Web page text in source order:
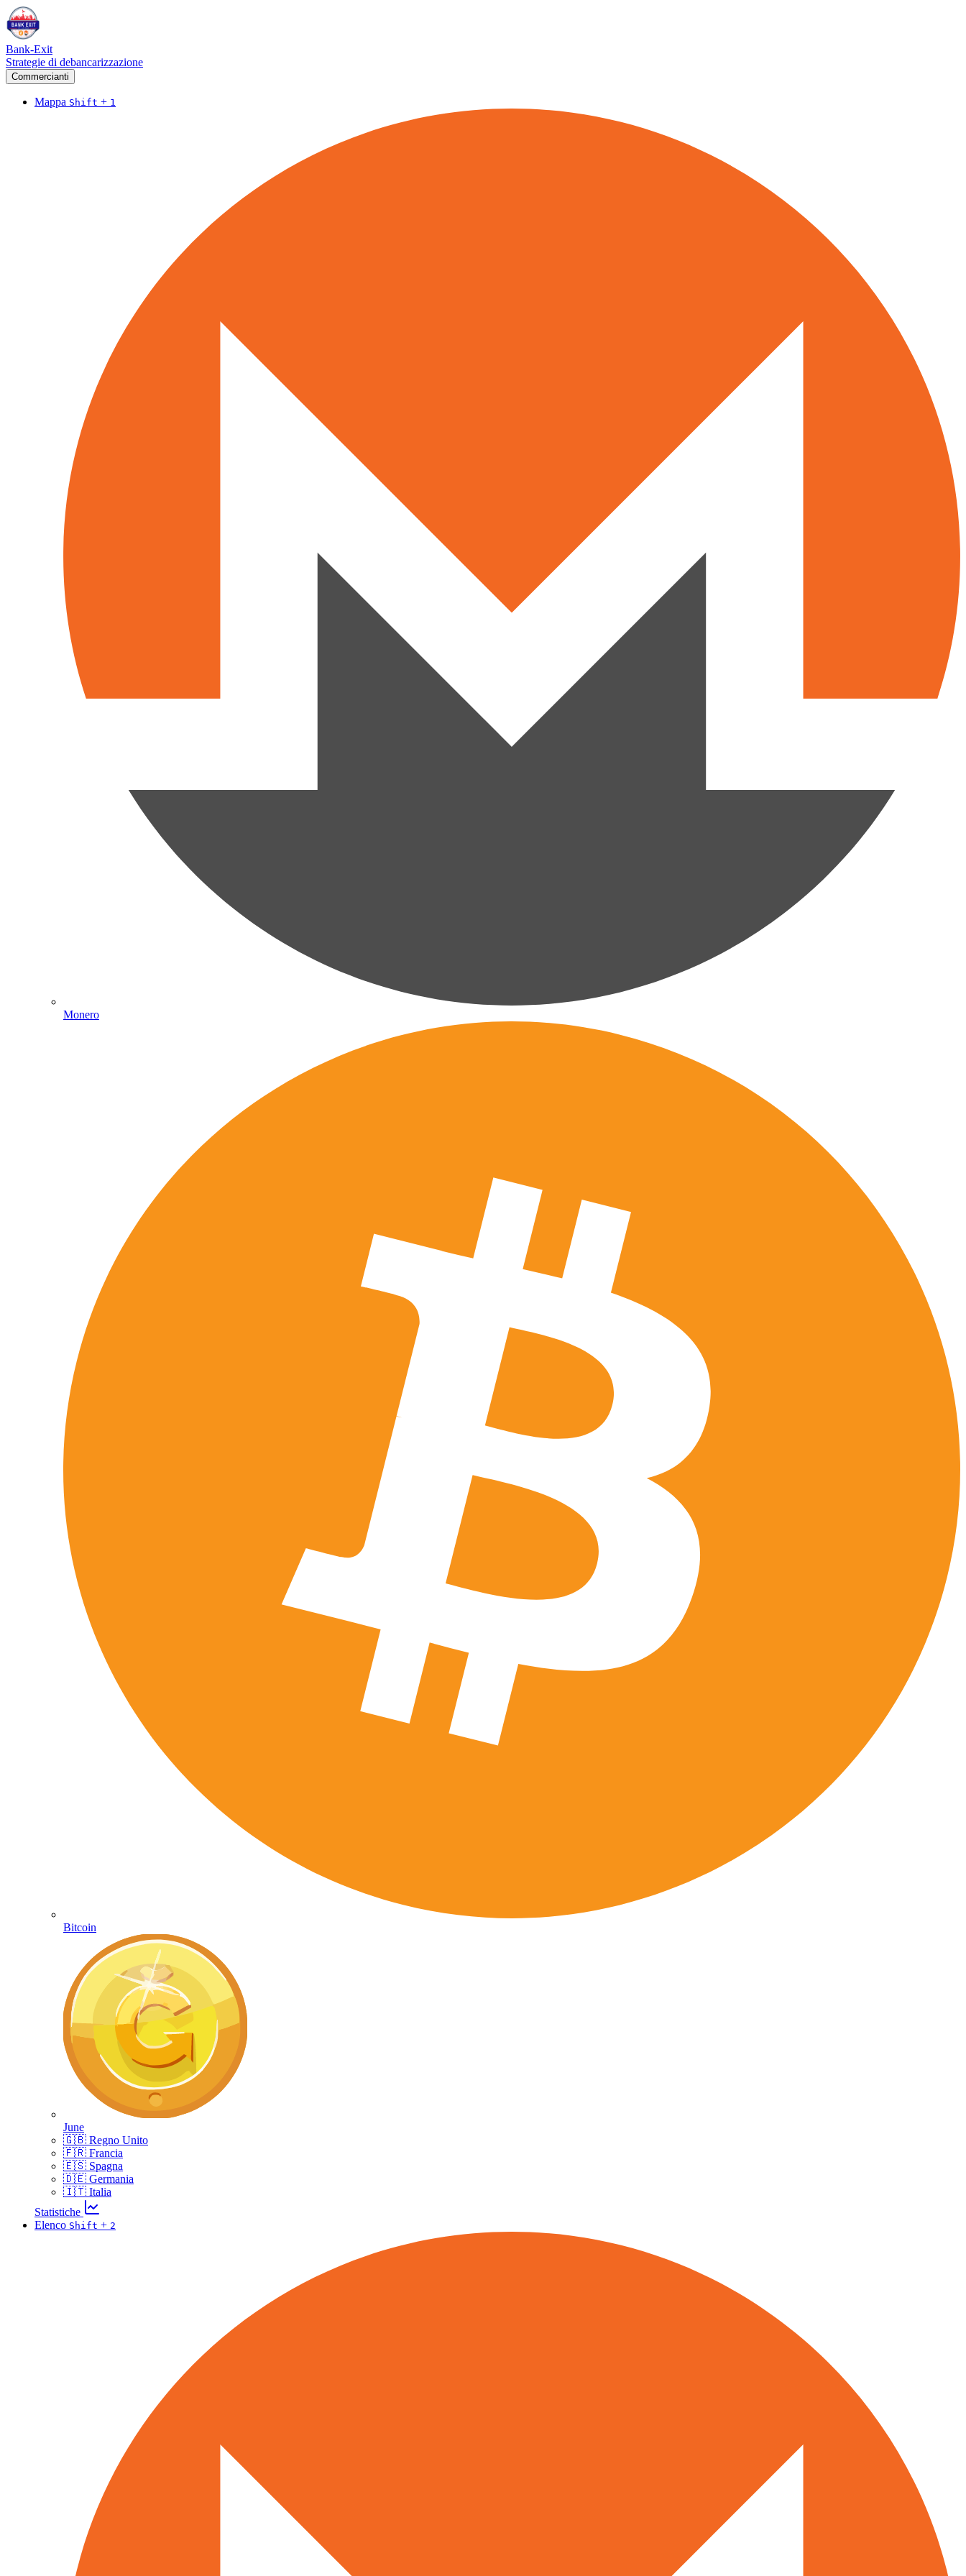
Bank-Exit
Strategie di debancarizzazione
Commercianti
Mappa Shift + 1
Monero
Bitcoin
June
🇬🇧 Regno Unito
🇫🇷 Francia
🇪🇸 Spagna
🇩🇪 Germania
🇮🇹 Italia
Statistiche
Elenco Shift + 2